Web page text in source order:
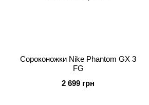
Сороконожки Nike Phantom GX 3
FG
2 699 грн